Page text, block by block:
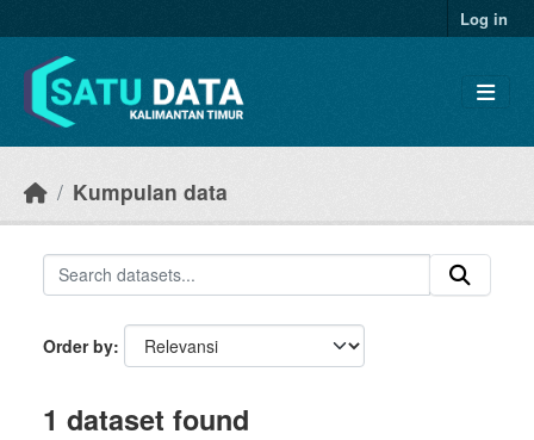
Log in
Kumpulan data
Order by
1 dataset found